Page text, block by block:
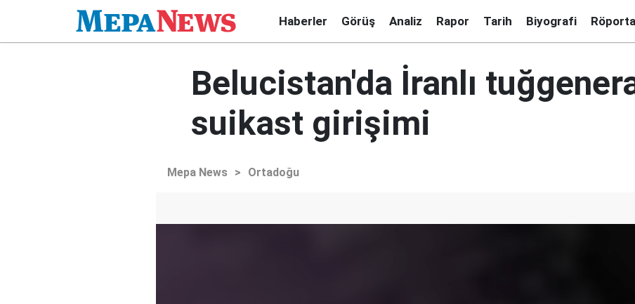
Haberler Görüş Analiz Rapor Tarih Biyografi
Belucistan'da İranlı
suikast girişimi
Mepa News > Ortadoğu